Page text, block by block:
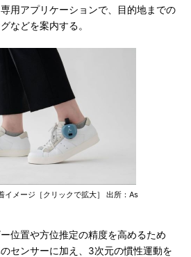
用アプリケーションで、目的地までの
などを案内する。
イメージ［クリックで拡大］ 出所：As
位置や方位推定の精度を高めるため
センサーに加え、3次元の慣性運動を